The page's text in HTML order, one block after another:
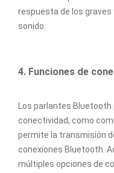
respuesta de los graves
sonido.
4. Funciones de
Los parlantes
conectividad, como
permite la transmisión
conexiones Bluetooth.
múltiples opciones de